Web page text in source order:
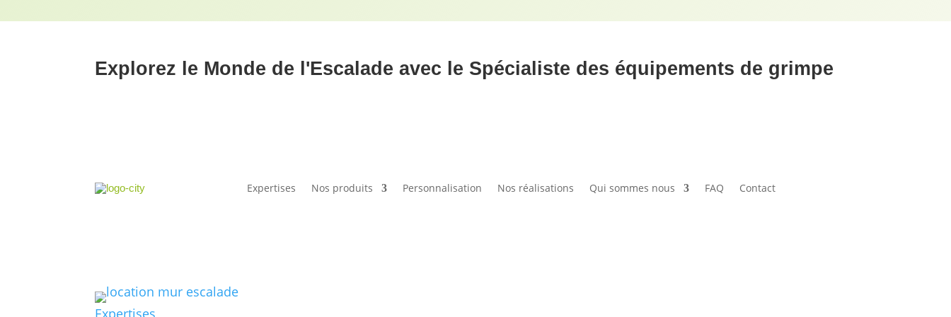
Explorez le Monde de l'Escalade avec le Spécialiste des équipements de grimpe
Expertises Nos produits Personnalisation Nos réalisations Qui sommes nous FAQ Contact
Expertises